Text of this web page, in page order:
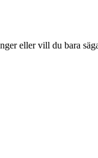
eller vill du bara